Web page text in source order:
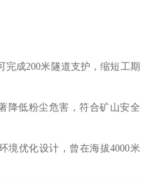
完成200米隧道支护，缩短工期
降低粉尘危害，符合矿山安全
境优化设计，曾在海拔4000米